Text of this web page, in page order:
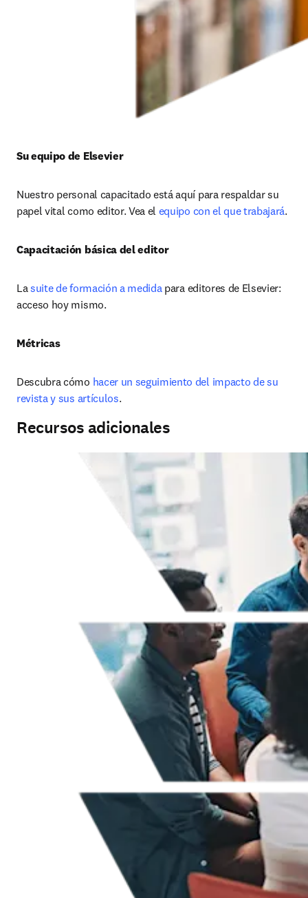
Su equipo de Elsevier
Nuestro personal capacitado está aquí para respaldar su
papel vital como editor. Vea el equipo con el que trabajará.
Capacitación básica del editor
La suite de formación a medida para editores de Elsevier:
acceso hoy mismo.
Métricas
Descubra cómo hacer un seguimiento del impacto de su
revista y sus artículos.
Recursos adicionales